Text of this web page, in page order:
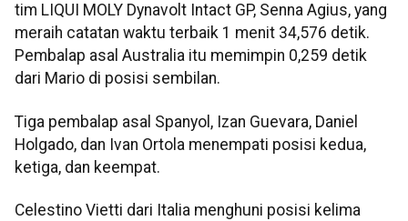
tim LIQUI MOLY Dynavolt Intact GP, Senna Agius, yang
meraih catatan waktu terbaik 1 menit 34,576 detik.
Pembalap asal Australia itu memimpin 0,259 detik
dari Mario di posisi sembilan.
Tiga pembalap asal Spanyol, Izan Guevara, Daniel
Holgado, dan Ivan Ortola menempati posisi kedua,
ketiga, dan keempat.
Celestino Vietti dari Italia menghuni posisi kelima